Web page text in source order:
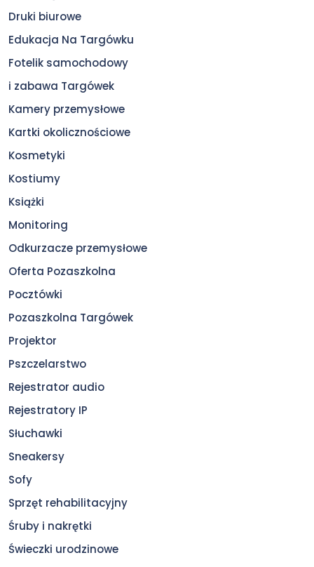
Druki biurowe
Edukacja Na Targówku
Fotelik samochodowy
i zabawa Targówek
Kamery przemysłowe
Kartki okolicznościowe
Kosmetyki
Kostiumy
Książki
Monitoring
Odkurzacze przemysłowe
Oferta Pozaszkolna
Pocztówki
Pozaszkolna Targówek
Projektor
Pszczelarstwo
Rejestrator audio
Rejestratory IP
Słuchawki
Sneakersy
Sofy
Sprzęt rehabilitacyjny
Śruby i nakrętki
Świeczki urodzinowe